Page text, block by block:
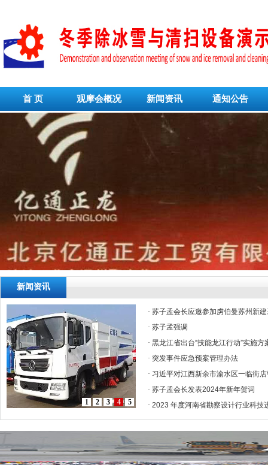
首 页 观摩会概况 新闻资讯 通知公告
新闻资讯
1 2 3 4 5
· 苏子孟会长应邀参加虏伯曼苏州新
· 苏子孟强调
· 黑龙江省出台“技能龙江行动”实施方
· 突发事件应急预案管理办法
· 习近平对江西新余市渝水区一临街
· 苏子孟会长发表2024年新年贺词
· 2023 年度河南省勘察设计行业科技